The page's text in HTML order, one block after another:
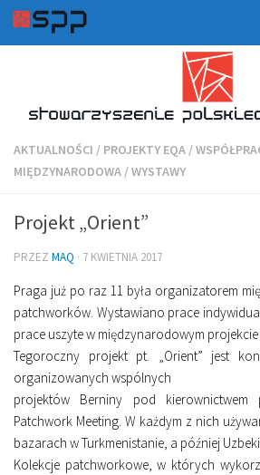
AKTUALNOŚCI / PROJEKTY EQA /
MIĘDZYNARODOWA /WYSTAWY
Projekt „Orient”
PRZEZ MAQ · 7 KWIETNIA 2017
Praga już po raz 11 była organizatorem
patchworków. Wystawiano prace
prace uszyte w międzynarodowym projekcie
Tegoroczny projekt pt. „Orient” jest
organizowanych wspólnych
projektów Berniny pod kierownictwem
Patchwork Meeting. W każdym z nich
bazarach w Turkmenistanie, a później
Kolekcje patchworkowe, w których